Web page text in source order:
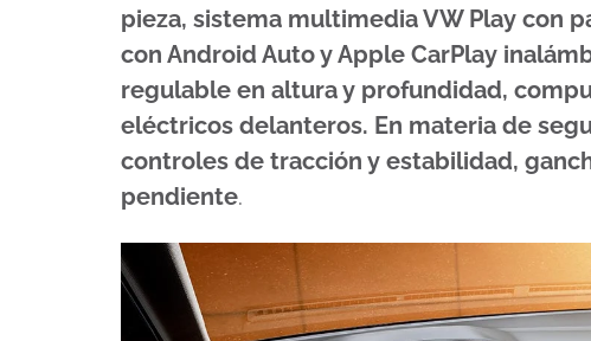
pieza, sistema multimedia VW Play con
con Android Auto y Apple CarPlay
regulable en altura y profundidad,
eléctricos delanteros. En materia de
controles de tracción y estabilidad,
pendiente.